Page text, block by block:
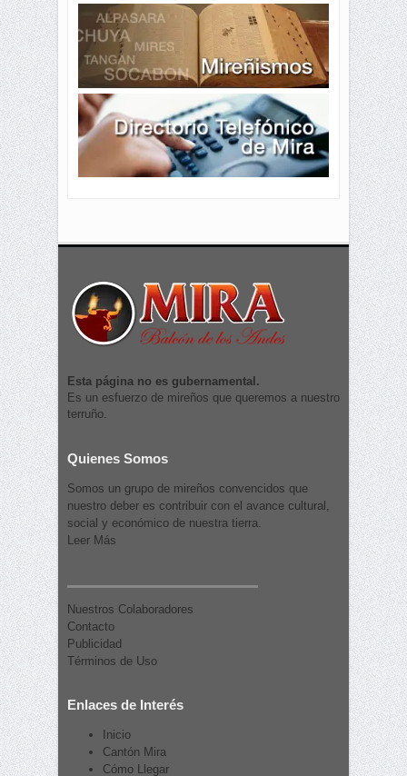
Esta página no es gubernamental.
Es un esfuerzo de mireños que queremos a nuestro
terruño.
Quienes Somos
Somos un grupo de mireños convencidos que
nuestro deber es contribuir con el avance cultural,
social y económico de nuestra tierra.
Leer Más
Nuestros Colaboradores
Contacto
Publicidad
Términos de Uso
Enlaces de Interés
Inicio
Cantón Mira
Cómo Llegar